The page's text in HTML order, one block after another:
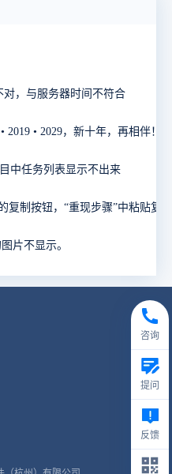
，与服务器时间不符合
中任务列表显示不出来
片不显示。
咨询
提问
反馈